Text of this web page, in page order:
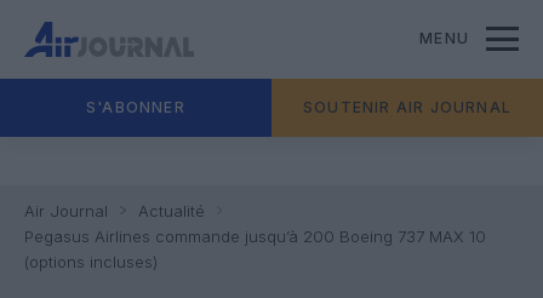
MENU
S'ABONNER SOUTENIR AIR JOURNAL
Air Journal
Actualité
Pegasus Airlines commande jusqu’à 200 Boeing 737 MAX 10
(options incluses)